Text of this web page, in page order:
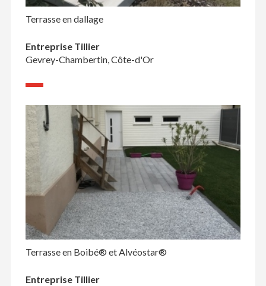
Terrasse en dallage
Entreprise Tillier
Gevrey-Chambertin, Côte-d'Or
Terrasse en Boibé® et Alvéostar®
Entreprise Tillier